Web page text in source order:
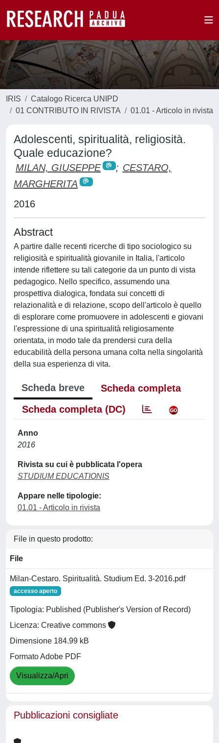
IRIS
Catalogo Ricerca UNIPD
01 CONTRIBUTO IN RIVISTA
01.01 - Articolo in rivista
Adolescenti, spiritualità, religiosità.
Quale educazione?
MILAN, GIUSEPPE ; CESTARO,
MARGHERITA
2016
Abstract
A partire dalle recenti ricerche di tipo sociologico su
religiosità e spiritualità giovanile in Italia, l'articolo
intende riflettere su tali categorie da un punto di vista
pedagogico. Nello specifico, assumendo una
prospettiva dialogica, fondata sui concetti di
relazionalità e di relazione, scopo dell'articolo è quello
di esplorare come promuovere in adolescenti e giovani
l'espressione di una spiritualità religiosamente
orientata, in modo tale da prendersi cura della
educabilità della persona umana colta nella singolarità
della sua esperienza di vita.
Scheda breve
Scheda completa
Scheda completa (DC)
Anno
2016
Rivista su cui è pubblicata l'opera
STUDIUM EDUCATIONIS
Appare nelle tipologie:
01.01 - Articolo in rivista
File in questo prodotto:
File
Milan-Cestaro. Spiritualità. Studium Ed. 3-2016.pdf
accesso aperto
Tipologia: Published (Publisher's Version of Record)
Licenza: Creative commons
Dimensione 184.99 kB
Formato Adobe PDF
Visualizza/Apri
Pubblicazioni consigliate